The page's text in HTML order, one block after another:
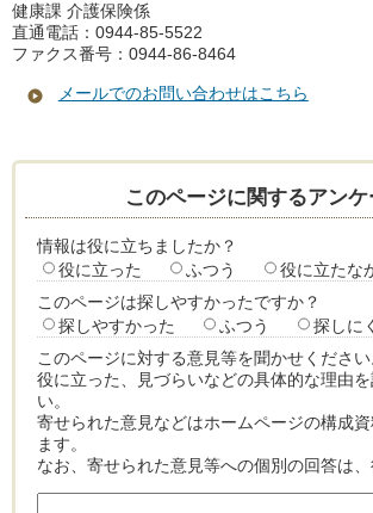
健康課 介護保険係
直通電話：0944-85-5522
ファクス番号：0944-86-8464
メールでのお問い合わせはこちら
このページに関するアンケ
情報は役に立ちましたか？
役に立った
ふつう
役に立たな
このページは探しやすかったですか？
探しやすかった
ふつう
探しに
このページに対する意見等を聞かせください
役に立った、見づらいなどの具体的な理由
い。
寄せられた意見などはホームページの構成
ます。
なお、寄せられた意見等への個別の回答は、